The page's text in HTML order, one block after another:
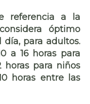
referencia a la
óptimo
para adultos.
a 16 horas para
horas para niños
horas entre las